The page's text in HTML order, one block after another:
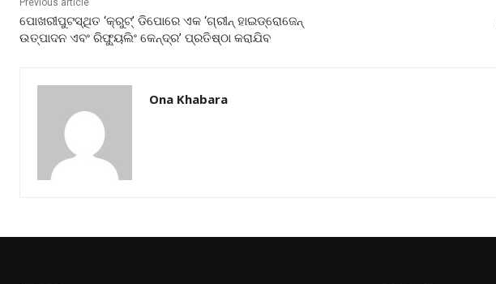
Previous article
ପୋଖରୀପୁଟସ୍ଥିତ ‘କ୍ରୁଟ୍’ ଡିପୋରେ ଏକ ‘ଗ୍ରୀନ୍ ହାଇଡ୍ରୋଜେନ୍
ଉତ୍ପାଦନ ଏବଂ ରିଫ୍ୟୁଲିଂ କେନ୍ଦ୍ର’ ପ୍ରତିଷ୍ଠା କରାଯିବ
Ona Khabara